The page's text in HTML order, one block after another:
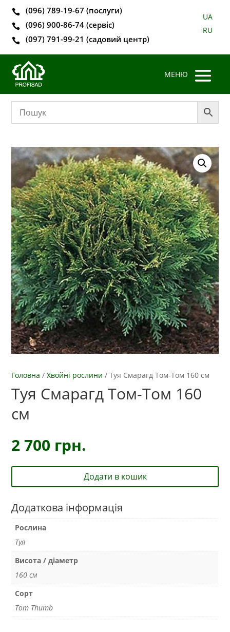
 (096) 789-19-67 (послуги)
 (096) 900-86-74 (сервіс)
 (097) 791-99-21 (садовий центр)
UA
RU
Головна /Хвойні рослини /Туя Смарагд Том-Том 160 см
Туя Смарагд Том-Том 160
см
2 700 грн.
Додати в кошик
Додаткова інформація
Рослина
Туя
Висота / діаметр
160 см
Сорт
Tom Thumb